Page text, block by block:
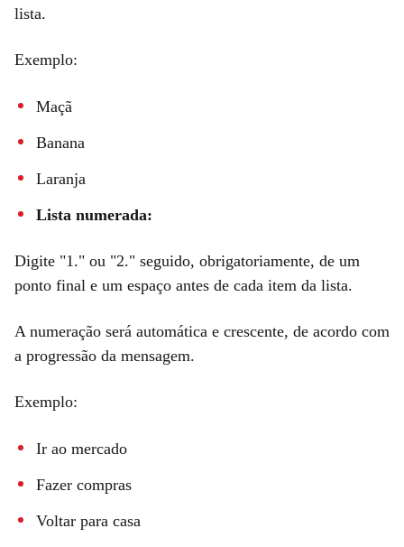
lista.
Exemplo:
Maçã
Banana
Laranja
Lista numerada:
Digite "1." ou "2." seguido, obrigatoriamente, de um
ponto final e um espaço antes de cada item da lista.
A numeração será automática e crescente, de acordo com
a progressão da mensagem.
Exemplo:
Ir ao mercado
Fazer compras
Voltar para casa